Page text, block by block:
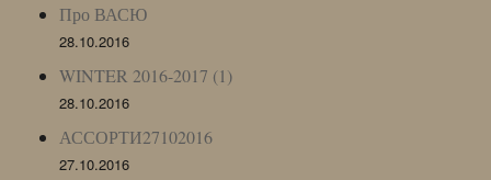
Про ВАСЮ
28.10.2016
WINTER 2016-2017 (1)
28.10.2016
АССОРТИ27102016
27.10.2016